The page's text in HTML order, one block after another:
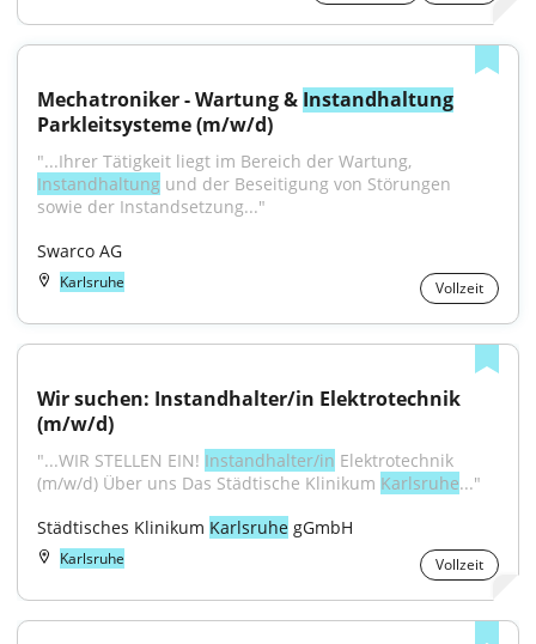
Mechatroniker - Wartung & Instandhaltung
Parkleitsysteme (m/w/d)
Instandhaltung und der Beseitigung von Störungen
sowie der Instandsetzung..."
Swarco AG
Karlsruhe Vollzeit
Wir suchen: Instandhalter/in Elektrotechnik
(m/w/d)
"...WIR STELLEN EIN! Instandhalter/in Elektrotechnik
(m/w/d) Über uns Das Städtische Klinikum Karlsruhe..."
Städtisches Klinikum Karlsruhe gGmbH
Karlsruhe Vollzeit